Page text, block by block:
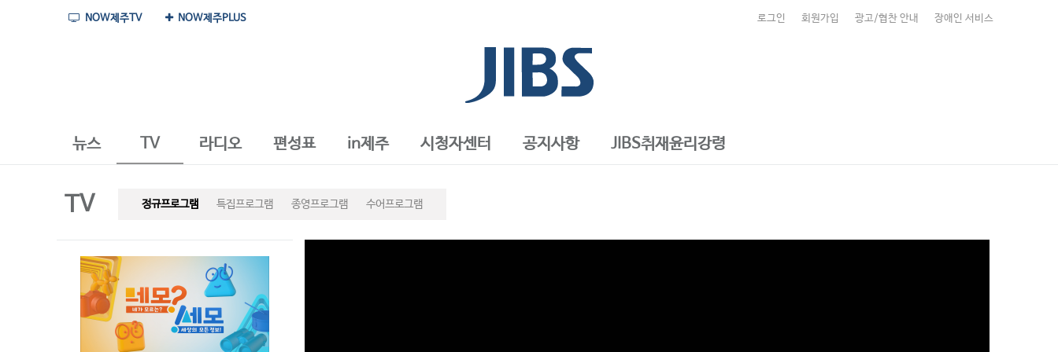
NOW제주PLUS
NOW제주TV 장애인 서비스
광고/협찬 안내
회원가입
로그인
뉴스 TV 라디오 편성표 in제주 시청자센터 공지사항 JIBS취재윤리강령
TV 정규프로그램 특집프로그램 종영프로그램 수어프로그램